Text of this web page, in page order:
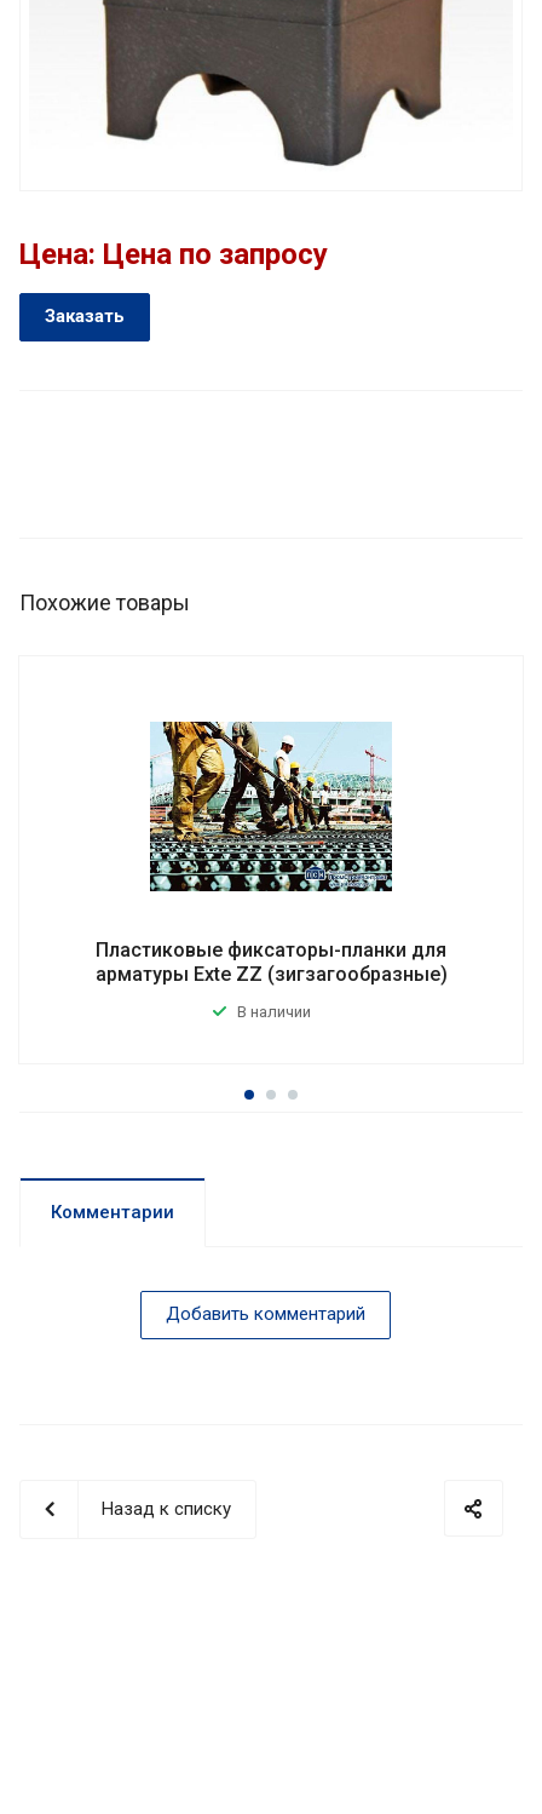
Цена: Цена по запросу
Заказать
Похожие товары
Пластиковые фиксаторы-планки для
арматуры Exte ZZ (зигзагообразные)
В наличии
Комментарии
Добавить комментарий
Назад к списку